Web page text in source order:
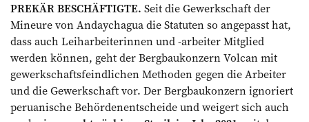
PREKÄR BESCHÄFTIGTE. Seit die Gewerkschaft der
Mineure von Andaychagua die Statuten so angepasst hat,
dass auch Leiharbeiterinnen und -arbeiter Mitglied
werden können, geht der Bergbaukonzern Volcan mit
gewerkschaftsfeindlichen Methoden gegen die Arbeiter
und die Gewerkschaft vor. Der Bergbaukonzern ignoriert
peruanische Behördenentscheide und weigert sich auch